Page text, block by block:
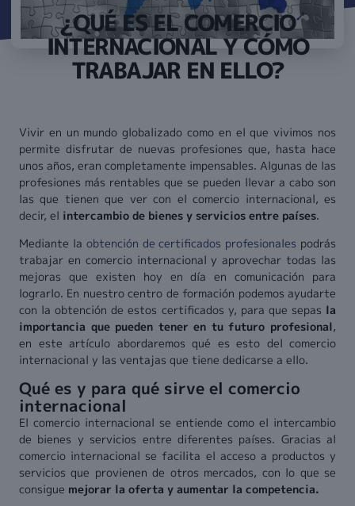
¿QUÉ ES EL COMERCIO
INTERNACIONAL Y CÓMO
TRABAJAR EN ELLO?
Vivir en un mundo globalizado como en el que vivimos nos
permite disfrutar de nuevas profesiones que, hasta hace
unos años, eran completamente impensables. Algunas de las
profesiones más rentables que se pueden llevar a cabo son
las que tienen que ver con el comercio internacional, es
decir, el intercambio de bienes y servicios entre países.
Mediante la obtención de certificados profesionales podrás
trabajar en comercio internacional y aprovechar todas las
mejoras que existen hoy en día en comunicación para
lograrlo. En nuestro centro de formación podemos ayudarte
con la obtención de estos certificados y, para que sepas la
importancia que pueden tener en tu futuro profesional,
en este artículo abordaremos qué es esto del comercio
internacional y las ventajas que tiene dedicarse a ello.
Qué es y para qué sirve el comercio
internacional
El comercio internacional se entiende como el intercambio
de bienes y servicios entre diferentes países. Gracias al
comercio internacional se facilita el acceso a productos y
servicios que provienen de otros mercados, con lo que se
consigue mejorar la oferta y aumentar la competencia.